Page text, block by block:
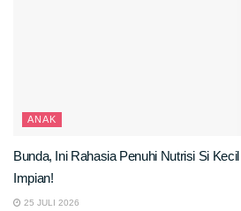
ANAK
Bunda, Ini Rahasia Penuhi Nutrisi Si
Impian!
25 JULI 2026